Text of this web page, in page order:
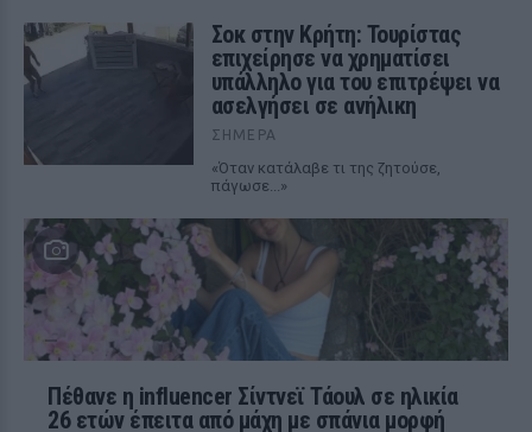
Σοκ στην Κρήτη: Τουρίστας
επιχείρησε να χρηματίσει
υπάλληλο για του επιτρέψει να
ασελγήσει σε ανήλικη
ΣΉΜΕΡΑ
«Όταν κατάλαβε τι της ζητούσε,
πάγωσε...»
Πέθανε η influencer Σίντνεϊ Τάουλ σε ηλικία
26 ετών έπειτα από μάχη με σπάνια μορφή